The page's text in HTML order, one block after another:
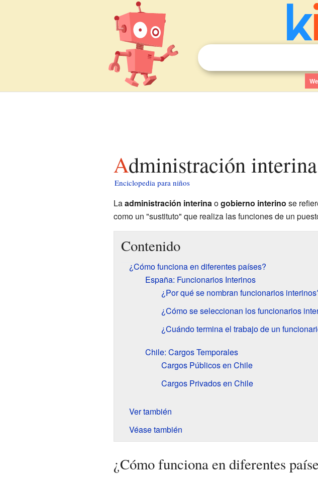
Administración
Enciclopedia para niños
Laadministración interinaogobierno interino se
como un "sustituto" que realiza las funciones de un
Contenido
¿Cómo funciona en diferentes países?
España: Funcionarios Interinos
¿Por qué se nombran funcionarios
¿Cómo se seleccionan los funcionarios
¿Cuándo termina el trabajo de un
Chile: Cargos Temporales
Cargos Públicos en Chile
Cargos Privados en Chile
Ver también
Véase también
¿Cómo funciona en diferentes